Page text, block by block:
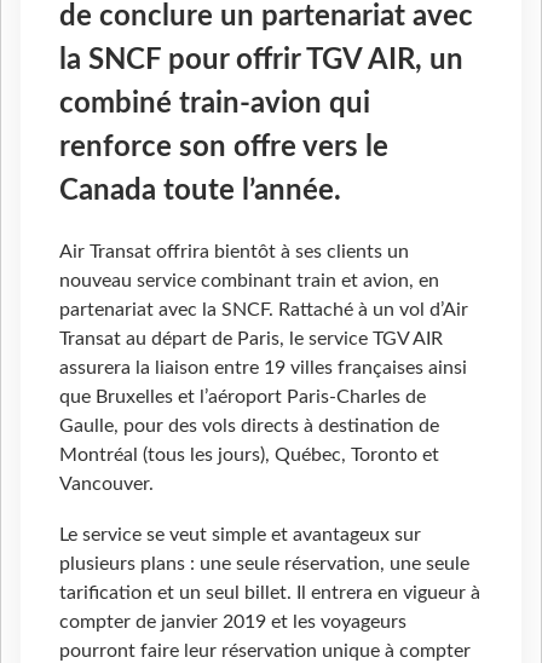
de conclure un partenariat avec
la SNCF pour offrir TGV AIR, un
combiné train-avion qui
renforce son offre vers le
Canada toute l’année.
Air Transat offrira bientôt à ses clients un
nouveau service combinant train et avion, en
partenariat avec la SNCF. Rattaché à un vol d’Air
Transat au départ de Paris, le service TGV AIR
assurera la liaison entre 19 villes françaises ainsi
que Bruxelles et l’aéroport Paris-Charles de
Gaulle, pour des vols directs à destination de
Montréal (tous les jours), Québec, Toronto et
Vancouver.
Le service se veut simple et avantageux sur
plusieurs plans : une seule réservation, une seule
tarification et un seul billet. Il entrera en vigueur à
compter de janvier 2019 et les voyageurs
pourront faire leur réservation unique à compter